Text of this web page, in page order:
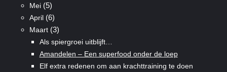
Mei(5)
April(6)
Maart(3)
Als spiergroei uitblijft…
Amandelen – Een superfood onder de loep
Elf extra redenen om aan krachttraining te doen